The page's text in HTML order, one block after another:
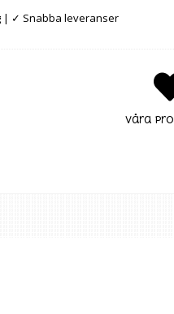
| ✓ Snabba leveranser
Våra